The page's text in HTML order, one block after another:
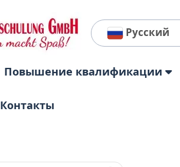
Русский
Повышение квалификации
Контакты